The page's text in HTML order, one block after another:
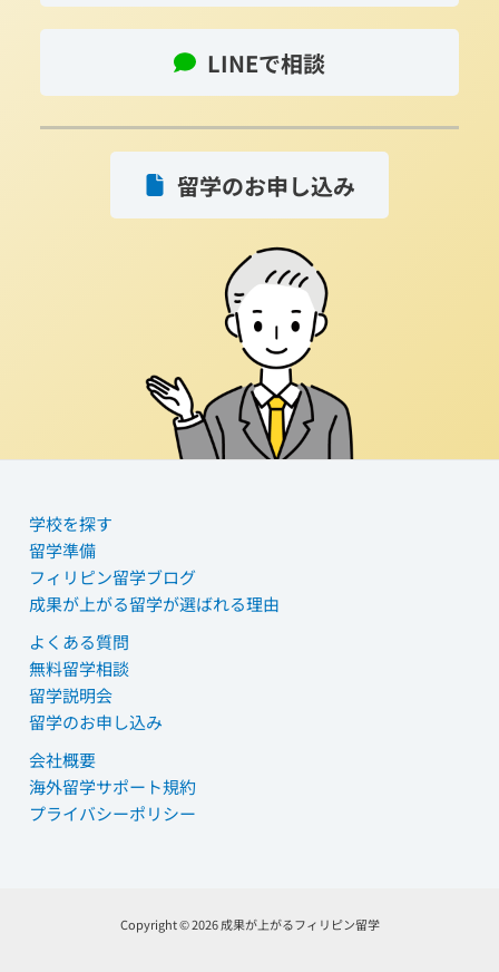
LINEで相談
留学のお申し込み
学校を探す
留学準備
フィリピン留学ブログ
成果が上がる留学が選ばれる理由
よくある質問
無料留学相談
留学説明会
留学のお申し込み
会社概要
海外留学サポート規約
プライバシーポリシー
Copyright © 2026 成果が上がるフィリピン留学